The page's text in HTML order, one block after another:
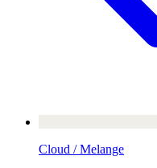
Cloud / Melange